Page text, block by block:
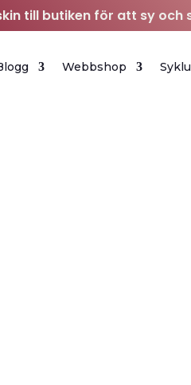
till butiken för att sy
Webbshop